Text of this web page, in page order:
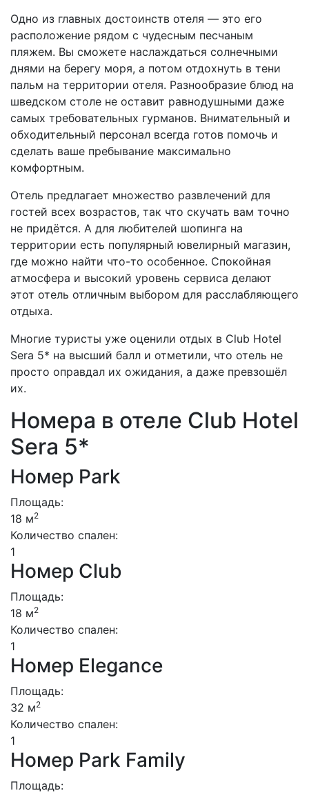
Одно из главных достоинств отеля — это его
расположение рядом с чудесным песчаным
пляжем. Вы сможете наслаждаться солнечными
днями на берегу моря, а потом отдохнуть в тени
пальм на территории отеля. Разнообразие блюд на
шведском столе не оставит равнодушными даже
самых требовательных гурманов. Внимательный и
обходительный персонал всегда готов помочь и
сделать ваше пребывание максимально
комфортным.
Отель предлагает множество развлечений для
гостей всех возрастов, так что скучать вам точно
не придётся. А для любителей шопинга на
территории есть популярный ювелирный магазин,
где можно найти что-то особенное. Спокойная
атмосфера и высокий уровень сервиса делают
этот отель отличным выбором для расслабляющего
отдыха.
Многие туристы уже оценили отдых в Club Hotel
Sera 5* на высший балл и отметили, что отель не
просто оправдал их ожидания, а даже превзошёл
их.
Номера в отеле Club Hotel
Sera 5*
Номер Park
Площадь:
18 м2
Количество спален:
1
Номер Club
Площадь:
18 м2
Количество спален:
1
Номер Elegance
Площадь:
32 м2
Количество спален:
1
Номер Park Family
Площадь: